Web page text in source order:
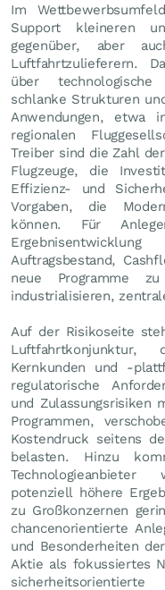
Im
Support kleineren
gegenüber, aber
Luftfahrtzulieferern.
über technologische
schlanke Strukturen
Anwendungen, etwa
regionalen
Treiber sind die Zahl
Flugzeuge, die
Effizienz- und
Vorgaben, die
können. Für
Auftragsbestand,
neue Programme
industrialisieren,
Auf der Risikoseite
Kernkunden und -
regulatorische
und Zulassungsrisiken
Programmen,
Kostendruck seitens
belasten. Hinzu
potenziell höhere
zu Großkonzernen
chancenorientierte
und Besonderheiten
Aktie als fokussiertes